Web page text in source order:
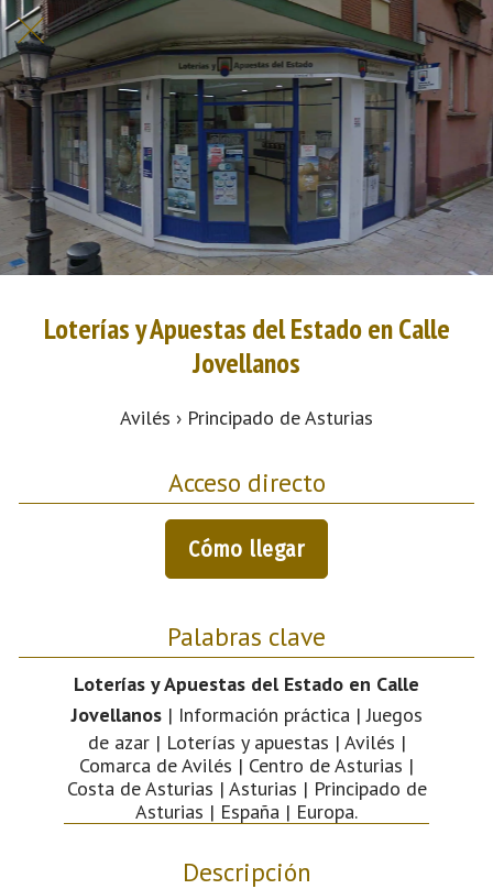
Loterías y Apuestas del Estado en Calle
Jovellanos
Avilés › Principado de Asturias
Acceso directo
Cómo llegar
Palabras clave
Loterías y Apuestas del Estado en Calle
Jovellanos| Información práctica | Juegos
de azar | Loterías y apuestas | Avilés |
Comarca de Avilés | Centro de Asturias |
Costa de Asturias | Asturias | Principado de
Asturias | España | Europa.
Descripción